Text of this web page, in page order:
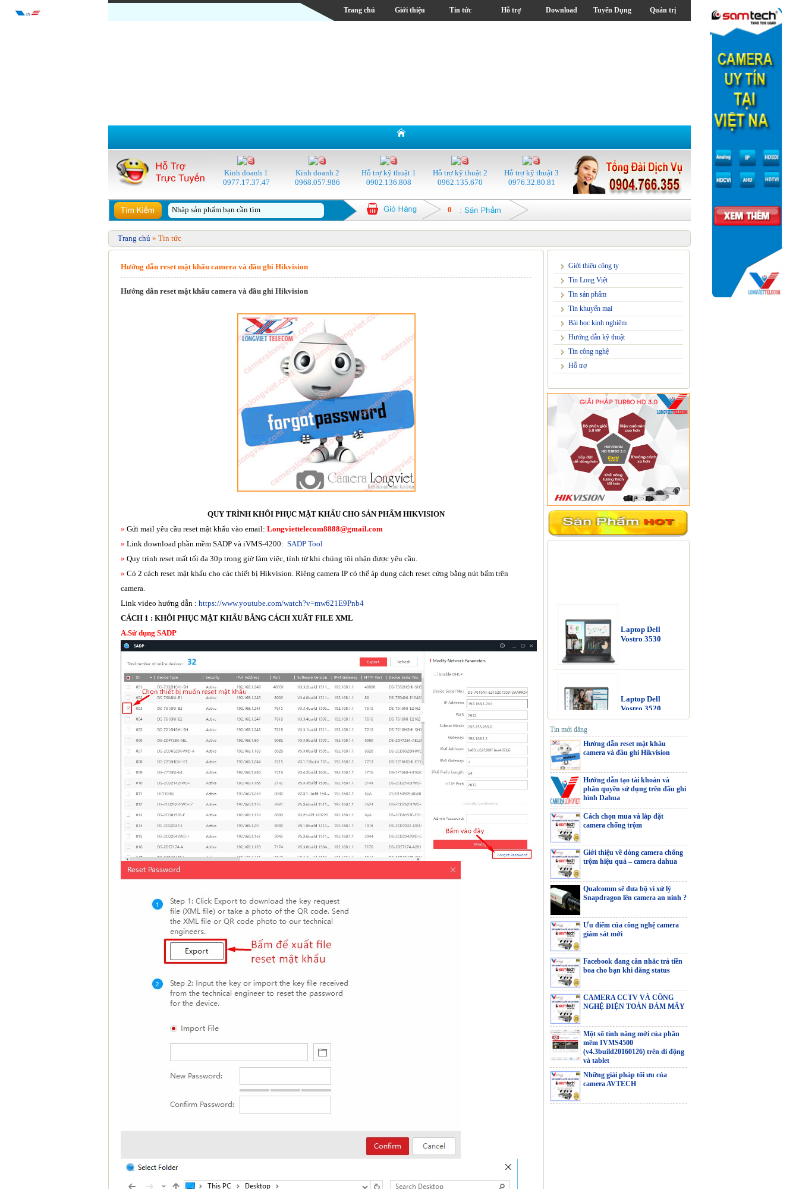
Trang chủ Giới thiệu Tin tức Hỗ trợ Download Tuyển Dụng Quản trị
Kinh doanh 1
0977.17.37.47
Kinh doanh 2
0968.057.986
Hỗ trợ kỹ thuật 1
0902.136.808
Hỗ trợ kỹ thuật 2
0962.135.670
Hỗ trợ kỹ thuật 3
0976.32.80.81
0
Trang chủ » Tin tức
Hướng dẫn reset mật khẩu camera và đầu ghi Hikvision
Hướng dẫn reset mật khẩu camera và đầu ghi Hikvision
QUY TRÌNH KHÔI PHỤC MẬT KHẨU CHO SẢN PHẨM HIKVISION
» Gửi mail yêu cầu reset mật khẩu vào email: Longviettelecom8888@gmail.com
» Link download phần mềm SADP và iVMS-4200: SADP Tool
» Quy trình reset mất tối đa 30p trong giờ làm việc, tính từ khi chúng tôi nhận được yêu cầu.
» Có 2 cách reset mật khẩu cho các thiết bị Hikvision. Riêng camera IP có thể áp dụng cách reset cứng bằng nút bấm trên
camera.
Link video hướng dẫn : https://www.youtube.com/watch?v=mw621E9Pnb4
CÁCH 1 : KHÔI PHỤC MẬT KHẨU BẰNG CÁCH XUẤT FILE XML
A.Sử dụng SADP
Giới thiệu công ty
Tin Long Việt
Tin sản phẩm
Tin khuyến mại
Bài học kinh nghiệm
Hướng dẫn kỹ thuật
Tin công nghệ
Hỗ trợ
Vostro 3530
Vostro 3520
Laptop Dell
Màn hình HP
Màn hình DELL
PC Acer AS XC-
895
CAMERA IP
WIFI EZVIZ
C6N
Tin mới đăng
Hướng dẫn reset mật khẩu
camera và đầu ghi Hikvision
Hướng dẫn tạo tài khoản và
phân quyền sử dụng trên đầu ghi
hình Dahua
Cách chọn mua và lắp đặt
camera chống trộm
Giới thiệu về dòng camera chống
trộm hiệu quả – camera dahua
Qualcomm sẽ đưa bộ vi xử lý
Snapdragon lên camera an ninh ?
Ưu điểm của công nghệ camera
giám sát mới
Facebook đang cân nhắc trả tiền
boa cho bạn khi đăng status
CAMERA CCTV VÀ CÔNG
NGHỆ ĐIỆN TOÁN ĐÁM MÂY
Một số tính năng mới của phần
mềm IVMS4500
(v4.3build20160126) trên di động
và tablet
Những giải pháp tối ưu của
camera AVTECH